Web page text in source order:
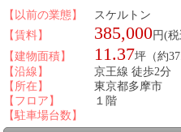
【以前の業態】
スケルトン
【賃料】
385,000円(
【建物面積】
11.37坪（約
【沿線】
京王線 徒歩2分
【所在】
東京都多摩市
【フロア】
１階
【駐車場台数】